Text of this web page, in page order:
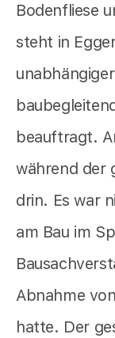
Bodenfliese
steht in
beauftragt.
während der
drin. Es war
am Bau im
Abnahme
hatte. Der